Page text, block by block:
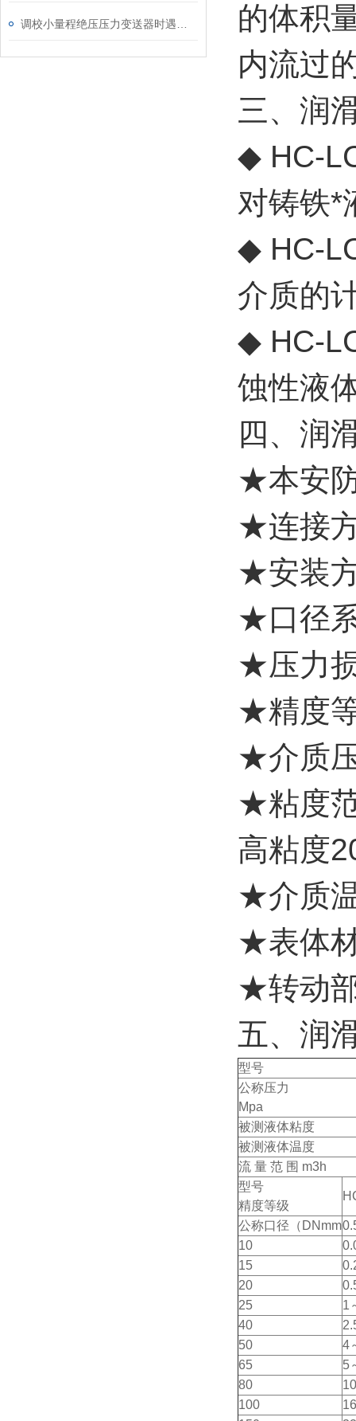
的体积
内流过
三、润
◆ HC-
对铸铁*
◆ HC-
介质的
◆ HC-
蚀性液
四、润
★本安
★连接
★安装
★口径
★压力
★精度
★介质
★粘度
高粘度
★介质
★表体
★转动
五、润
型号
公称压力
Mpa
被测液体粘度
被测液体温度
流 量 范 围 m3h
型号
精度等级
公称口径（DNmm
10
15
20
25
1
40
50
4
65
5
80
100